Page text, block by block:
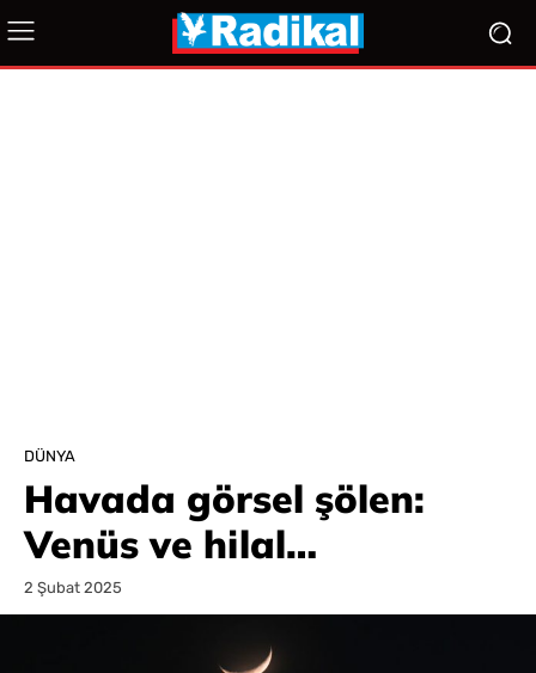
DÜNYA
Havada görsel şölen:
Venüs ve hilal…
2 Şubat 2025